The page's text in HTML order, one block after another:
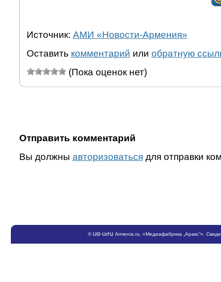
Источник: АМИ «Новости-Армения»
Оставить комментарий или обратную
(Пока оценок нет)
Отправить комментарий
Вы должны авторизоваться для отправки
©ՍԹ-ՍԺԱ Armenia.ru , «Медиафабрика „Аракс“».